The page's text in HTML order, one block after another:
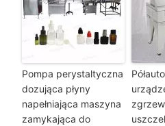
Pompa perystaltyczna
dozująca płyny
napełniająca maszyna
zamykająca do